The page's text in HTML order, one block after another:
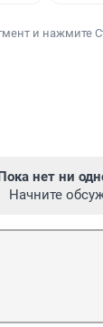
и нажмите
нет ни
Начните